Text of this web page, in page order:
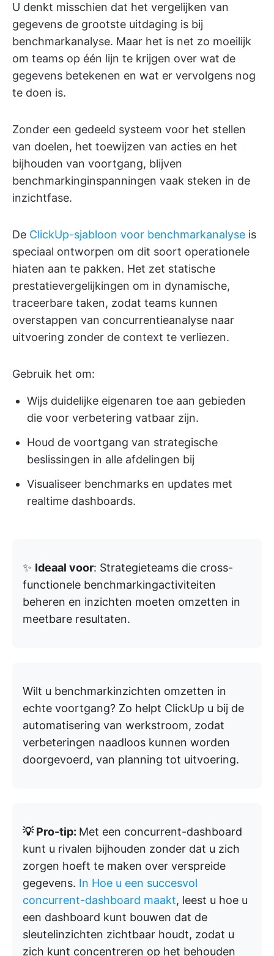
U denkt misschien dat het vergelijken van
gegevens de grootste uitdaging is bij
benchmarkanalyse. Maar het is net zo moeilijk
om teams op één lijn te krijgen over wat de
gegevens betekenen en wat er vervolgens nog
te doen is.
Zonder een gedeeld systeem voor het stellen
van doelen, het toewijzen van acties en het
bijhouden van voortgang, blijven
benchmarkinginspanningen vaak steken in de
inzichtfase.
De ClickUp-sjabloon voor benchmarkanalyse is
speciaal ontworpen om dit soort operationele
hiaten aan te pakken. Het zet statische
prestatievergelijkingen om in dynamische,
traceerbare taken, zodat teams kunnen
overstappen van concurrentieanalyse naar
uitvoering zonder de context te verliezen.
Gebruik het om:
Wijs duidelijke eigenaren toe aan gebieden
die voor verbetering vatbaar zijn.
Houd de voortgang van strategische
beslissingen in alle afdelingen bij
Visualiseer benchmarks en updates met
realtime dashboards.
✨ Ideaal voor: Strategieteams die cross-
functionele benchmarkingactiviteiten
beheren en inzichten moeten omzetten in
meetbare resultaten.
Wilt u benchmarkinzichten omzetten in
echte voortgang? Zo helpt ClickUp u bij de
automatisering van werkstroom, zodat
verbeteringen naadloos kunnen worden
doorgevoerd, van planning tot uitvoering.
💡 Pro-tip: Met een concurrent-dashboard
kunt u rivalen bijhouden zonder dat u zich
zorgen hoeft te maken over verspreide
gegevens. In Hoe u een succesvol
concurrent-dashboard maakt, leest u hoe u
een dashboard kunt bouwen dat de
sleutelinzichten zichtbaar houdt, zodat u
zich kunt concentreren op het behouden